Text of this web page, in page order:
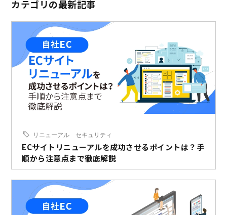
カテゴリの最新記事
リニューアル セキュリティ
ECサイトリニューアルを成功させるポイントは？手
順から注意点まで徹底解説